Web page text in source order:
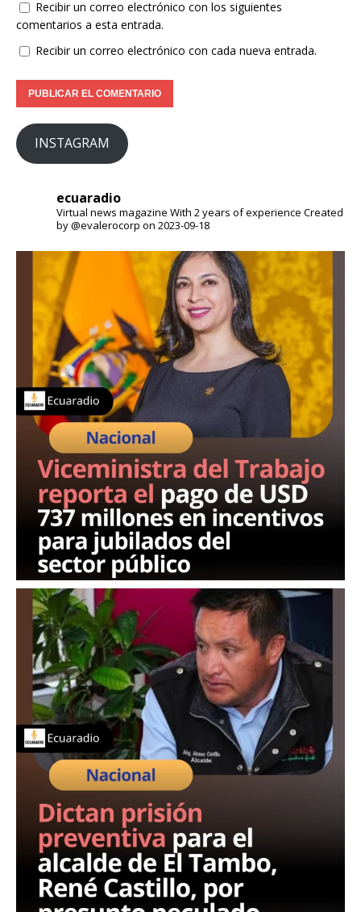
Recibir un correo electrónico con los siguientes
comentarios a esta entrada.
Recibir un correo electrónico con cada nueva entrada.
INSTAGRAM
ecuaradio
Virtual news magazine With 2 years of experience Created
by @evalerocorp on 2023-09-18